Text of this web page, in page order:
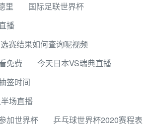
里
国际足联世界杯
播
赛结果如何查询呢视频
免费
今天日本VS瑞典直播
签时间
场直播
加世界杯
乒乓球世界杯2020赛程表